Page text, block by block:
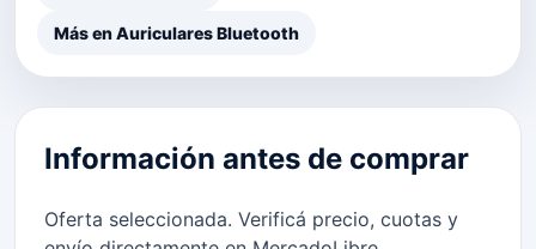
Más en Auriculares Bluetooth
Información antes de comprar
Oferta seleccionada. Verificá precio, cuotas y